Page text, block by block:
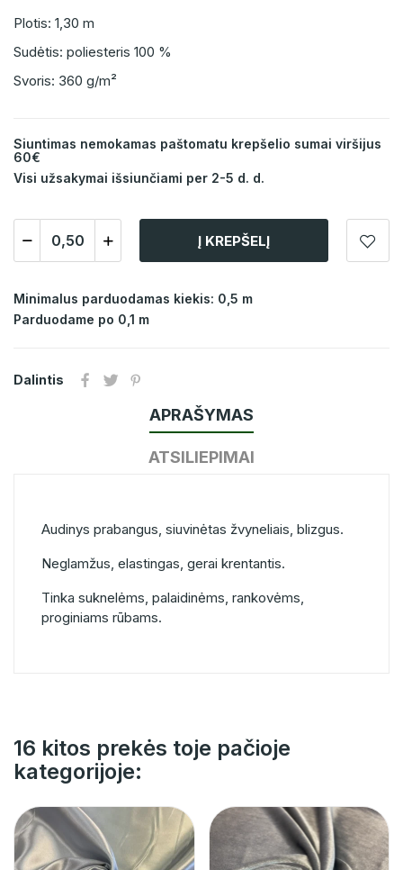
Plotis: 1,30 m
Sudėtis: poliesteris 100 %
Svoris: 360 g/m²
Siuntimas nemokamas paštomatu krepšelio sumai viršijus
60€
Visi užsakymai išsiunčiami per 2-5 d. d.
Į KREPŠELĮ
Minimalus parduodamas kiekis: 0,5 m
Parduodame po 0,1 m
Dalintis
APRAŠYMAS
ATSILIEPIMAI
Audinys prabangus, siuvinėtas žvyneliais, blizgus.
Neglamžus, elastingas, gerai krentantis.
Tinka suknelėms, palaidinėms, rankovėms,
proginiams rūbams.
16 kitos prekės toje pačioje
kategorijoje: